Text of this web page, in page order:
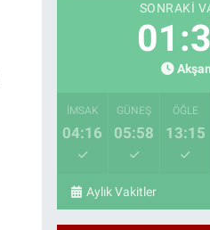
SONRAKI
İMSAK
04:16
GÜNEŞ
05:58
ÖĞLE
13:15
Aylık Vakitler